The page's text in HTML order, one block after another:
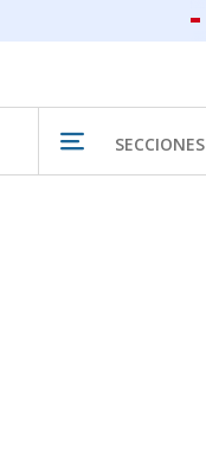
SECCIONES